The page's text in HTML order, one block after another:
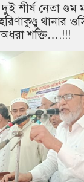
দুই শীর্ষ নেতা
থানার
শক্তি….!!!